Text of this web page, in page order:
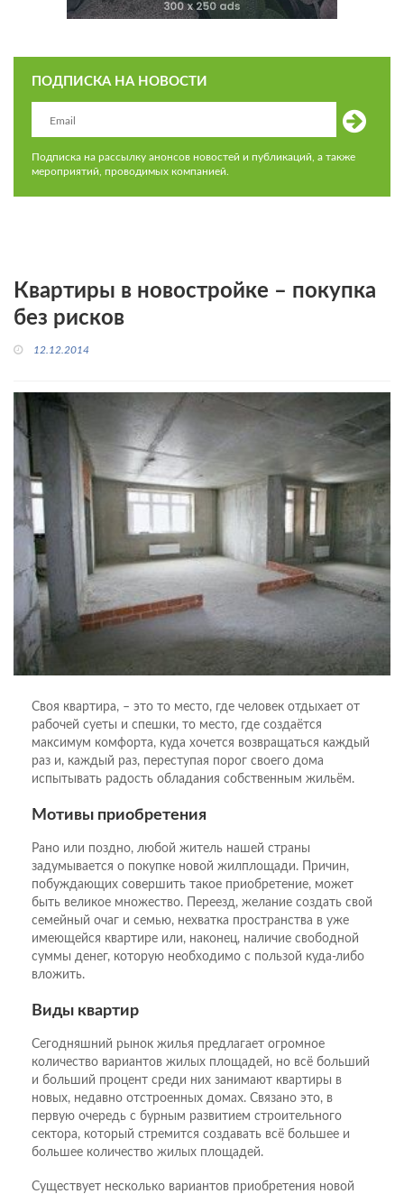
ПОДПИСКА НА НОВОСТИ
Подписка на рассылку анонсов новостей и публикаций, а также
мероприятий, проводимых компанией.
Квартиры в новостройке – покупка
без рисков
12.12.2014
Своя квартира, – это то место, где человек отдыхает от
рабочей суеты и спешки, то место, где создаётся
максимум комфорта, куда хочется возвращаться каждый
раз и, каждый раз, переступая порог своего дома
испытывать радость обладания собственным жильём.
Мотивы приобретения
Рано или поздно, любой житель нашей страны
задумывается о покупке новой жилплощади. Причин,
побуждающих совершить такое приобретение, может
быть великое множество. Переезд, желание создать свой
семейный очаг и семью, нехватка пространства в уже
имеющейся квартире или, наконец, наличие свободной
суммы денег, которую необходимо с пользой куда-либо
вложить.
Виды квартир
Сегодняшний рынок жилья предлагает огромное
количество вариантов жилых площадей, но всё больший
и больший процент среди них занимают квартиры в
новых, недавно отстроенных домах. Связано это, в
первую очередь с бурным развитием строительного
сектора, который стремится создавать всё большее и
большее количество жилых площадей.
Существует несколько вариантов приобретения новой